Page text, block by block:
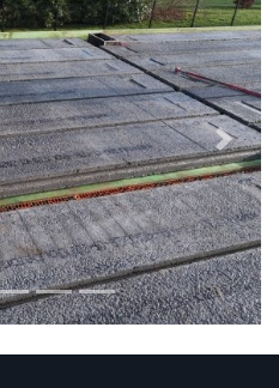
Next